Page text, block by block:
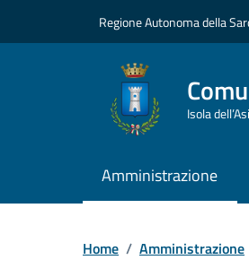
Regione Autonoma della
Isola
Amministrazione
Home / Amministrazione